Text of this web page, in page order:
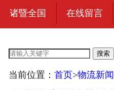
诸暨全国 在线留言
搜索
当前位置： 首页>物流新闻